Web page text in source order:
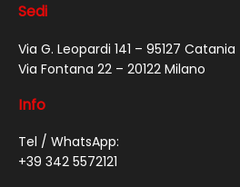
Sedi
Via G. Leopardi 141 – 95127 Catania
Via Fontana 22 – 20122 Milano
Info
Tel / WhatsApp:
+39 342 5572121